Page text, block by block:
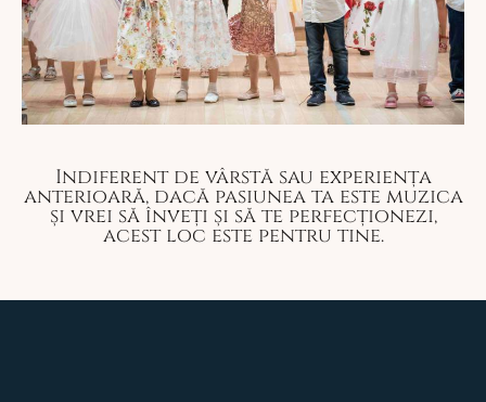
Indiferent de vârstă sau experiența
anterioară, dacă pasiunea ta este muzica
și vrei să înveți și să te perfecționezi,
acest loc este pentru tine.